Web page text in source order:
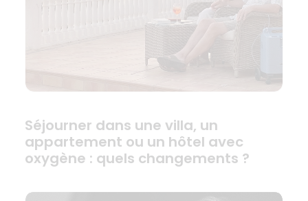
Séjourner dans une villa, un
appartement ou un hôtel avec
oxygène : quels changements ?